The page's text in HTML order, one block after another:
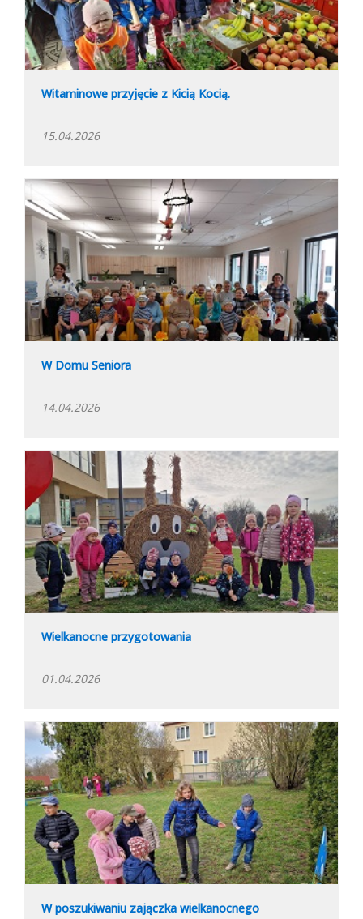
Witaminowe przyjęcie z Kicią Kocią.
15.04.2026
W Domu Seniora
14.04.2026
Wielkanocne przygotowania
01.04.2026
W poszukiwaniu zajączka wielkanocnego